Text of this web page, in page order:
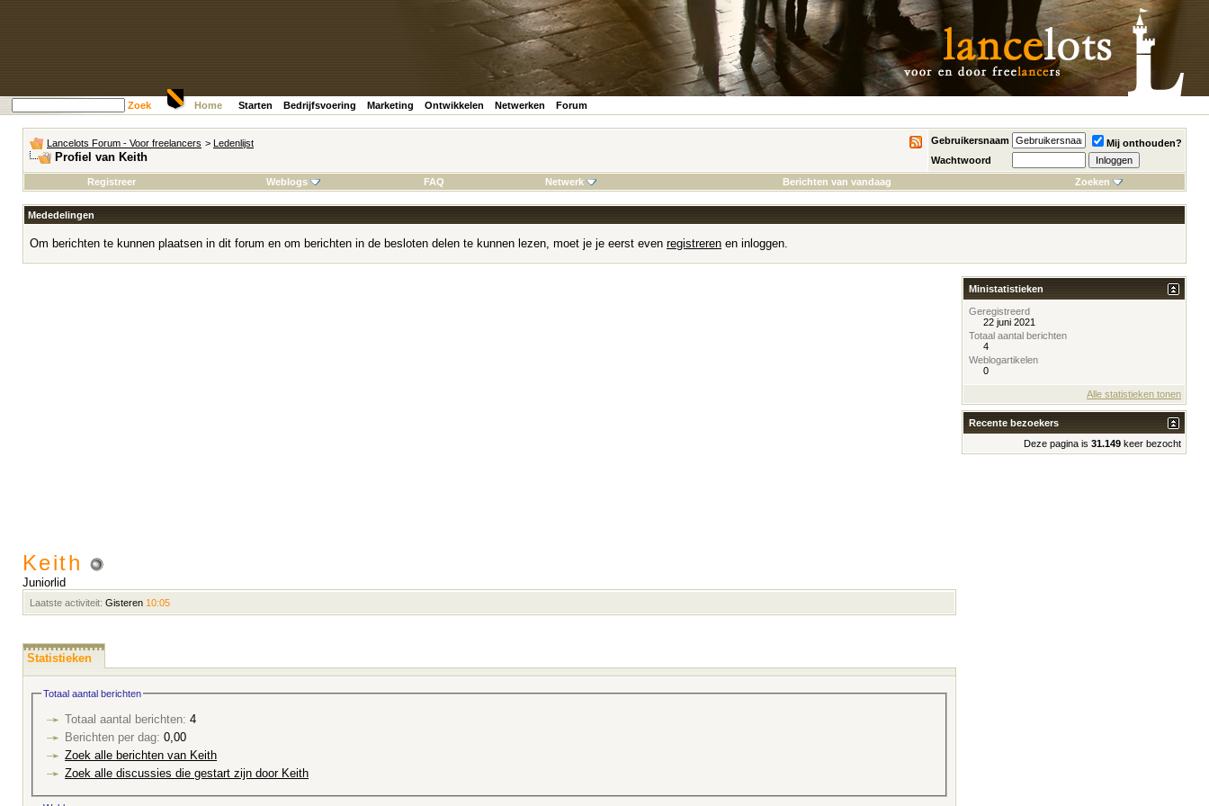
Zoek Home Starten Bedrijfsvoering Marketing Ontwikkelen Netwerken Forum
Lancelots Forum - Voor freelancers > Ledenlijst
Profiel van Keith
Gebruikersnaam
Mij onthouden?
Wachtwoord
Registreer
Weblogs FAQ Netwerk Berichten van vandaag Zoeken
Mededelingen
Om berichten te kunnen plaatsen in dit forum en om berichten in de besloten delen te kunnen lezen, moet je je eerst even registreren en inloggen.
Keith
Juniorlid
Laatste activiteit: Gisteren 10:05
Statistieken
Totaal aantal berichten
Totaal aantal berichten: 4
Berichten per dag: 0,00
Zoek alle berichten van Keith
Zoek alle discussies die gestart zijn door Keith
Ministatistieken
Geregistreerd
22 juni 2021
Totaal aantal berichten
4
Weblogartikelen
0
Alle statistieken tonen
Recente bezoekers
Deze pagina is 31.149 keer bezocht